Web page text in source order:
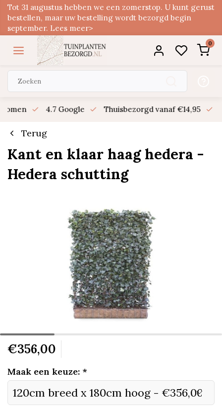
Tot 31 augustus hebben we een zomerstop. U kunt gerust
bestellen, maar uw bestelling wordt bezorgd begin
september. Lees meer>
0
4.7 Google Thuisbezorgd vanaf €14,95
Terug
Kant en klaar haag hedera -
Hedera schutting
€356,00
Maak een keuze: *